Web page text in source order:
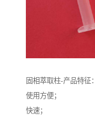
固相萃取柱-产品特征：
使用方便；
快速；